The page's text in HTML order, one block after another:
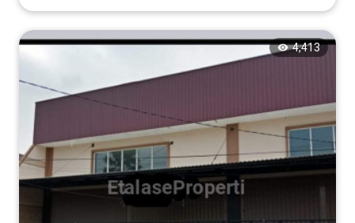
4,413